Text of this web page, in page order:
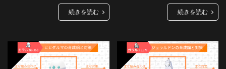
続きを読む 続きを読む